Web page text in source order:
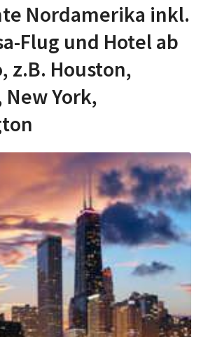
Nordamerika inkl.
Flug und Hotel ab
z.B. Houston,
New York,